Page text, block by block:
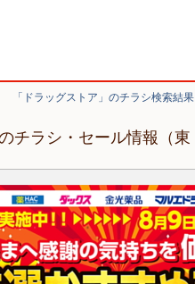
「ドラッグストア」のチラシ検索結果
チラシ・セール情報（東